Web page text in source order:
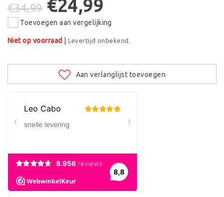
€34,99 €24,99
Toevoegen aan vergelijking
Niet op voorraad |Levertijd onbekend.
Aan verlanglijst toevoegen